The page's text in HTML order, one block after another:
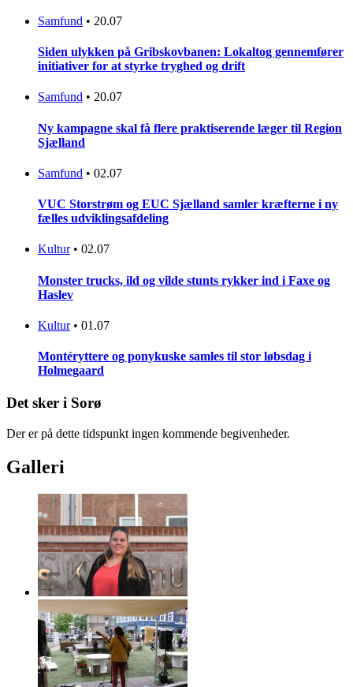
Samfund • 20.07
Siden ulykken på Gribskovbanen: Lokaltog gennemfører
initiativer for at styrke tryghed og drift
Samfund • 20.07
Ny kampagne skal få flere praktiserende læger til Region
Sjælland
Samfund • 02.07
VUC Storstrøm og EUC Sjælland samler kræfterne i ny
fælles udviklingsafdeling
Kultur • 02.07
Monster trucks, ild og vilde stunts rykker ind i Faxe og
Haslev
Kultur • 01.07
Montéryttere og ponykuske samles til stor løbsdag i
Holmegaard
Det sker i Sorø
Der er på dette tidspunkt ingen kommende begivenheder.
Galleri